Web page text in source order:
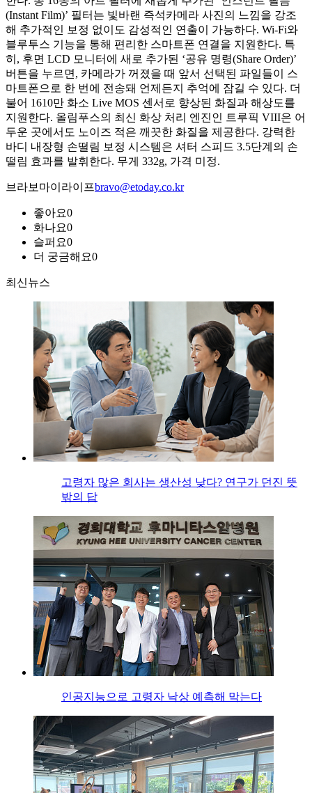
(Instant Film)’ 필터는 빛바랜 즉석카메라 사진의 느낌을 강조
해 추가적인 보정 없이도 감성적인 연출이 가능하다. Wi-Fi와
블루투스 기능을 통해 편리한 스마트폰 연결을 지원한다. 특
히, 후면 LCD 모니터에 새로 추가된 ‘공유 명령(Share Order)’
버튼을 누르면, 카메라가 꺼졌을 때 앞서 선택된 파일들이 스
마트폰으로 한 번에 전송돼 언제든지 추억에 잠길 수 있다. 더
불어 1610만 화소 Live MOS 센서로 향상된 화질과 해상도를
지원한다. 올림푸스의 최신 화상 처리 엔진인 트루픽 VIII은 어
두운 곳에서도 노이즈 적은 깨끗한 화질을 제공한다. 강력한
바디 내장형 손떨림 보정 시스템은 셔터 스피드 3.5단계의 손
떨림 효과를 발휘한다. 무게 332g, 가격 미정.
브라보마이라이프bravo@etoday.co.kr
좋아요0
화나요0
슬퍼요0
더 궁금해요0
최신뉴스
고령자 많은 회사는 생산성 낮다? 연구가 던진 뜻
밖의 답
인공지능으로 고령자 낙상 예측해 막는다